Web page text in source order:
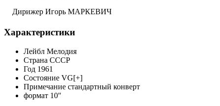
Дирижер Игорь МАРКЕВИЧ
Характеристики
Лейбл Мелодия
Страна СССР
Год 1961
Состояние VG[+]
Примечание стандартный конверт
формат 10"